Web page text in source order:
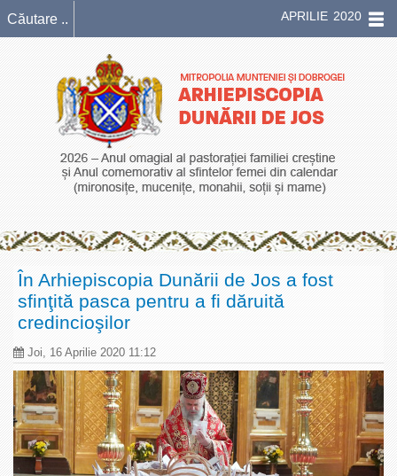
APRILIE 2020
În Arhiepiscopia Dunării de Jos a fost
sfinţită pasca pentru a fi dăruită
credincioşilor
Joi, 16 Aprilie 2020 11:12